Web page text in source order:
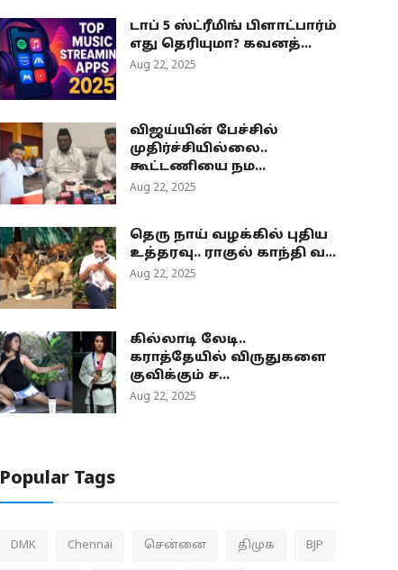
டாப் 5 ஸ்ட்ரீமிங் பிளாட்பார்ம்
எது தெரியுமா? கவனத்...
Aug 22, 2025
விஜய்யின் பேச்சில்
முதிர்ச்சியில்லை..
கூட்டணியை நம...
Aug 22, 2025
தெரு நாய் வழக்கில் புதிய
உத்தரவு.. ராகுல் காந்தி வ...
Aug 22, 2025
கில்லாடி லேடி..
கராத்தேயில் விருதுகளை
குவிக்கும் ச...
Aug 22, 2025
Popular Tags
DMK Chennai சென்னை திமுக BJP